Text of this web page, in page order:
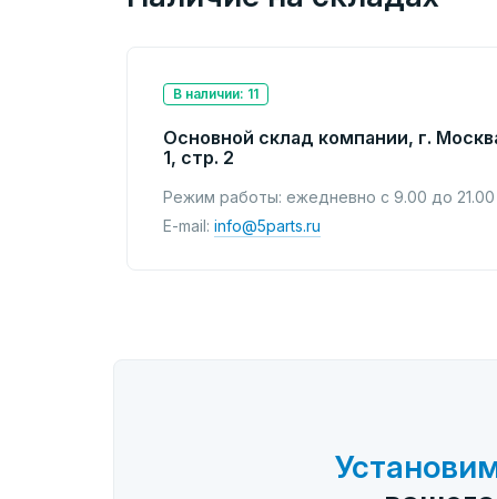
В наличии: 11
Основной склад компании, г.
1, стр. 2
Режим работы: ежедневно с 9.00 до 21.00
E-mail: info@5parts.ru